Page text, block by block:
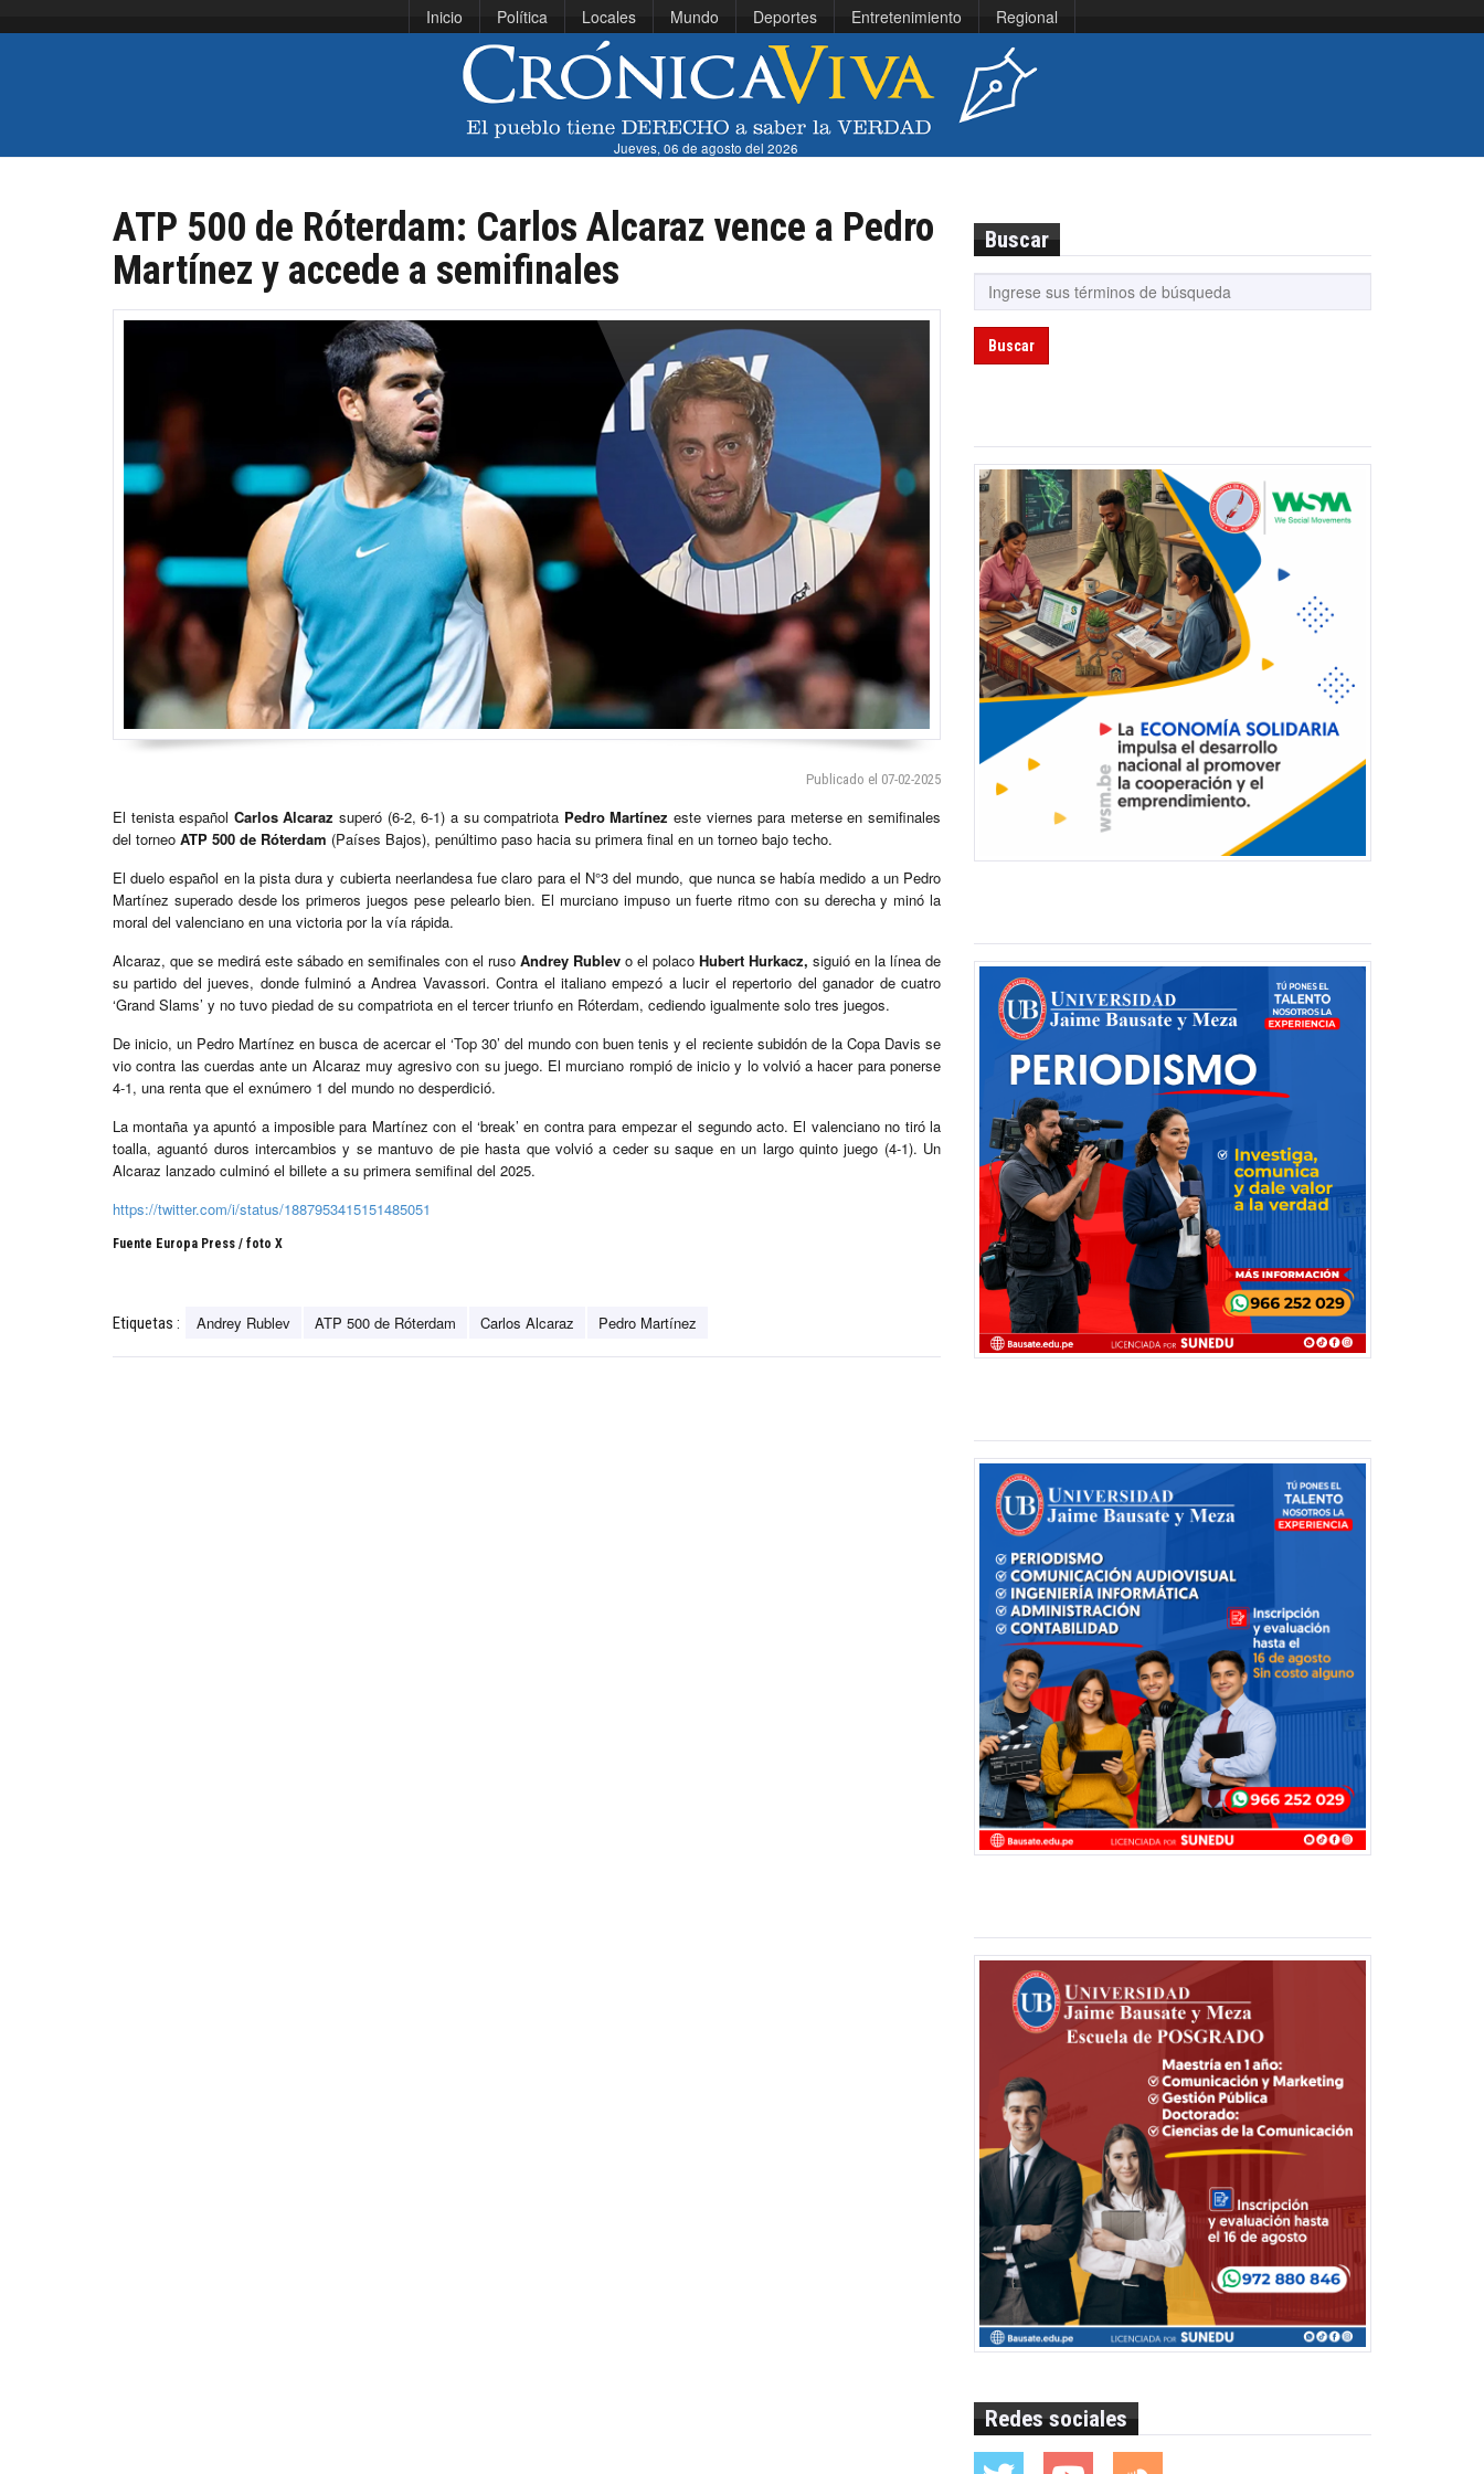
Inicio Política Locales Mundo Deportes Entretenimiento Regional
Jueves, 06 de agosto del 2026
ATP 500 de Róterdam: Carlos Alcaraz vence a Pedro
Martínez y accede a semifinales
Publicado el 07-02-2025
El tenista español Carlos Alcaraz superó (6-2, 6-1) a su compatriota Pedro Martínez este viernes para meterse en semifinales
del torneo ATP 500 de Róterdam (Países Bajos), penúltimo paso hacia su primera final en un torneo bajo techo.
El duelo español en la pista dura y cubierta neerlandesa fue claro para el N°3 del mundo, que nunca se había medido a un Pedro
Martínez superado desde los primeros juegos pese pelearlo bien. El murciano impuso un fuerte ritmo con su derecha y minó la
moral del valenciano en una victoria por la vía rápida.
Alcaraz, que se medirá este sábado en semifinales con el ruso Andrey Rublev o el polaco Hubert Hurkacz, siguió en la línea de
su partido del jueves, donde fulminó a Andrea Vavassori. Contra el italiano empezó a lucir el repertorio del ganador de cuatro
‘Grand Slams’ y no tuvo piedad de su compatriota en el tercer triunfo en Róterdam, cediendo igualmente solo tres juegos.
De inicio, un Pedro Martínez en busca de acercar el ‘Top 30’ del mundo con buen tenis y el reciente subidón de la Copa Davis se
vio contra las cuerdas ante un Alcaraz muy agresivo con su juego. El murciano rompió de inicio y lo volvió a hacer para ponerse
4-1, una renta que el exnúmero 1 del mundo no desperdició.
La montaña ya apuntó a imposible para Martínez con el ‘break’ en contra para empezar el segundo acto. El valenciano no tiró la
toalla, aguantó duros intercambios y se mantuvo de pie hasta que volvió a ceder su saque en un largo quinto juego (4-1). Un
Alcaraz lanzado culminó el billete a su primera semifinal del 2025.
https://twitter.com/i/status/1887953415151485051
Fuente Europa Press / foto X
Etiquetas : Andrey Rublev ATP 500 de Róterdam Carlos Alcaraz Pedro Martínez
Buscar
Buscar
Redes sociales